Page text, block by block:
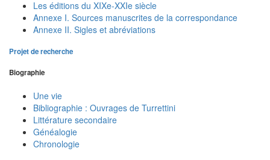
Les éditions du XIXe-XXIe siècle
Annexe I. Sources manuscrites de la correspondance
Annexe II. Sigles et abréviations
Projet de recherche
Biographie
Une vie
Bibliographie : Ouvrages de Turrettini
Littérature secondaire
Généalogie
Chronologie